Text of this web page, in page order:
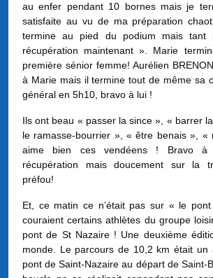
au enfer pendant 10 bornes mais je
satisfaite au vu de ma préparation
termine au pied du podium mais tant
récupération maintenant ». Marie
première sénior femme! Aurélien
à Marie mais il termine tout de même sa
général en 5h10, bravo à lui !
Ils ont beau « passer la since », « barrer
le ramasse-bourrier », « être benais », «
aime bien ces vendéens ! Bravo à
récupération mais doucement sur la
préfou!
Et, ce matin ce n’était pas sur « le pont
couraient certains athlètes du groupe
pont de St Nazaire ! Une deuxième
monde. Le parcours de 10,2 km était un
pont de Saint-Nazaire au départ de Saint-